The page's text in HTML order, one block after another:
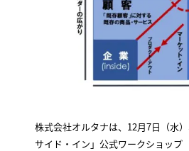
株式会社オルタナは、12月7日（水
サイド・イン」公式ワークショッ